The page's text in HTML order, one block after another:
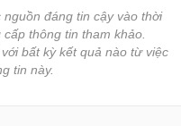
đáng tin cậy vào thời
thông tin tham khảo.
bất kỳ kết quả nào từ việc
tin này.